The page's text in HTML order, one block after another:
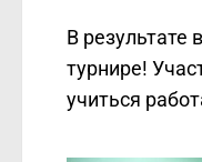
В результате
турнире!
учиться